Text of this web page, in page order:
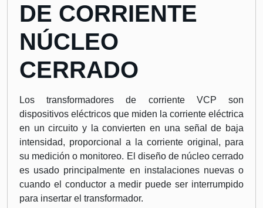
DE CORRIENTE
NÚCLEO
CERRADO
Los transformadores de corriente VCP son
dispositivos eléctricos que miden la corriente eléctrica
en un circuito y la convierten en una señal de baja
intensidad, proporcional a la corriente original, para
su medición o monitoreo. El diseño de núcleo cerrado
es usado principalmente en instalaciones nuevas o
cuando el conductor a medir puede ser interrumpido
para insertar el transformador.